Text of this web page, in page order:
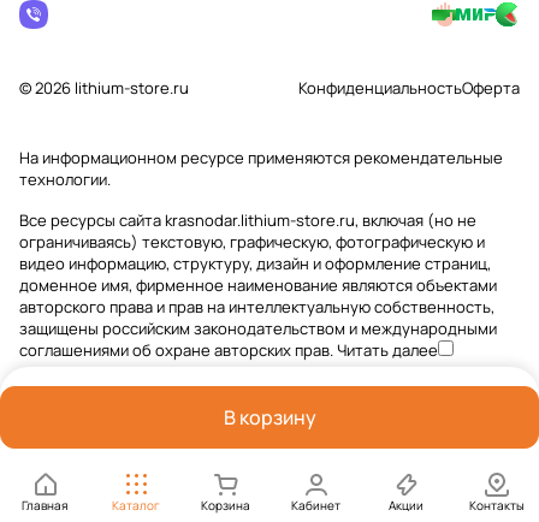
В корзину
Главная Каталог Корзина Кабинет Акции Контакты
© 2026 lithium-store.ru КонфиденциальностьОферта
На информационном ресурсе применяютсярекомендательные
технологии.
Все ресурсы сайта krasnodar.lithium-store.ru, включая (но не
ограничиваясь) текстовую, графическую, фотографическую и
видео информацию, структуру, дизайн и оформление страниц,
доменное имя, фирменное наименование являются объектами
авторского права и прав на интеллектуальную собственность,
защищены российским законодательством и международными
соглашениями об охране авторских прав.Читать далее